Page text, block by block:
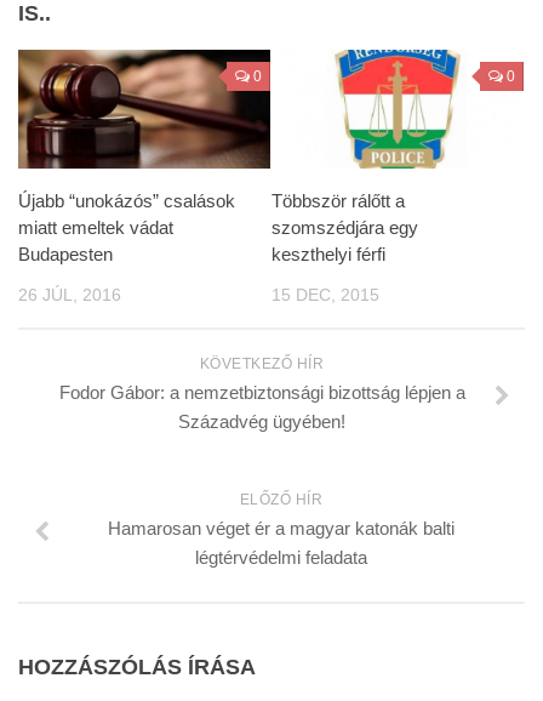
IS..
0
Újabb “unokázós” csalások
miatt emeltek vádat
Budapesten
26 JÚL, 2016
0
Többször rálőtt a
szomszédjára egy
keszthelyi férfi
15 DEC, 2015
KÖVETKEZŐ HÍR
Fodor Gábor: a nemzetbiztonsági bizottság lépjen a
Századvég ügyében!
ELŐZŐ HÍR
Hamarosan véget ér a magyar katonák balti
légtérvédelmi feladata
HOZZÁSZÓLÁS ÍRÁSA